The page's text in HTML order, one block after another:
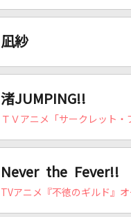
凪紗
渚JUMPING!!
ＴＶアニメ「サークレット
Never the Fever!!
TVアニメ『不徳のギルド』